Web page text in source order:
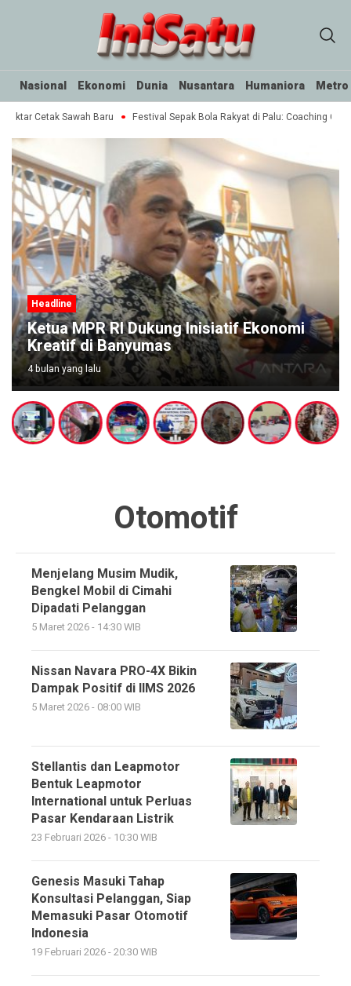
Nasional Ekonomi Dunia Nusantara Humaniora Metro
Cetak Sawah Baru Festival Sepak Bola Rakyat di Palu: Coaching Clinic
Headline
Ketua MPR RI Dukung Inisiatif Ekonomi
Kreatif di Banyumas
4 bulan yang lalu
Otomotif
Menjelang Musim Mudik,
Bengkel Mobil di Cimahi
Dipadati Pelanggan
5 Maret 2026 - 14:30 WIB
Nissan Navara PRO-4X Bikin
Dampak Positif di IIMS 2026
5 Maret 2026 - 08:00 WIB
Stellantis dan Leapmotor
Bentuk Leapmotor
International untuk Perluas
Pasar Kendaraan Listrik
23 Februari 2026 - 10:30 WIB
Genesis Masuki Tahap
Konsultasi Pelanggan, Siap
Memasuki Pasar Otomotif
Indonesia
19 Februari 2026 - 20:30 WIB